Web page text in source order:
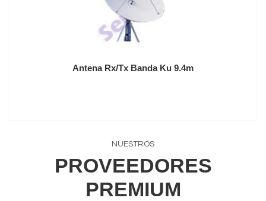
Antena Rx/Tx Banda Ku 9.4m
NUESTROS
PROVEEDORES
PREMIUM